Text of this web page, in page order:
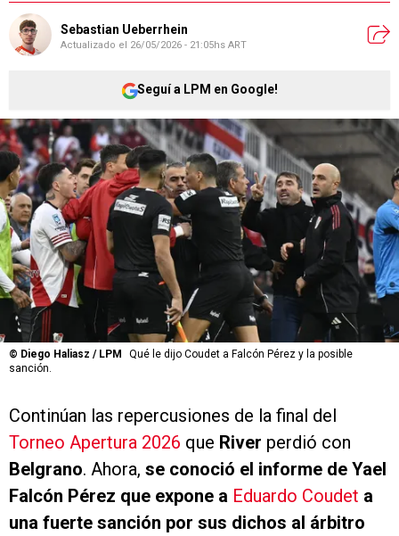
Sebastian Ueberrhein
Actualizado el 26/05/2026 - 21:05hs ART
Seguí a LPM en Google!
© Diego Haliasz / LPM
Qué le dijo Coudet a Falcón Pérez y la posible
sanción.
Continúan las repercusiones de la final del
Torneo Apertura 2026 que River perdió con
Belgrano. Ahora, se conoció el informe de Yael
Falcón Pérez que expone a Eduardo Coudet a
una fuerte sanción por sus dichos al árbitro